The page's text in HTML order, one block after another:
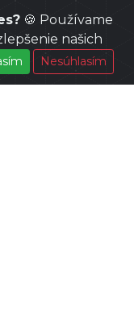
🍪 Používame
našich
Nesúhlasím